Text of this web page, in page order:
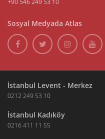
+90 546 249 53 10
Sosyal Medyada Atlas
İstanbul Levent - Merkez
0212 249 53 10
İstanbul Kadıköy
0216 411 11 55